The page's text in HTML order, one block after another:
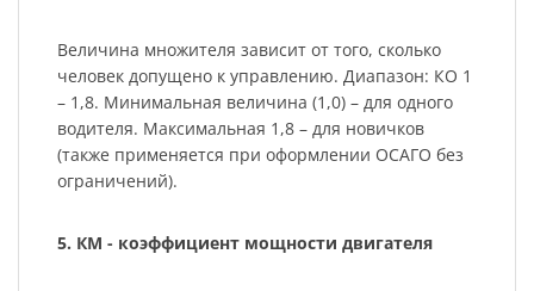
Величина множителя зависит от того, сколько
человек допущено к управлению. Диапазон: КО 1
– 1,8. Минимальная величина (1,0) – для одного
водителя. Максимальная 1,8 – для новичков
(также применяется при оформлении ОСАГО без
ограничений).
5. КМ - коэффициент мощности двигателя